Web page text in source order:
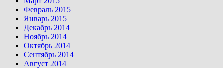
Февраль 2015
Январь 2015
Декабрь 2014
Ноябрь 2014
Октябрь 2014
Сентябрь 2014
Август 2014